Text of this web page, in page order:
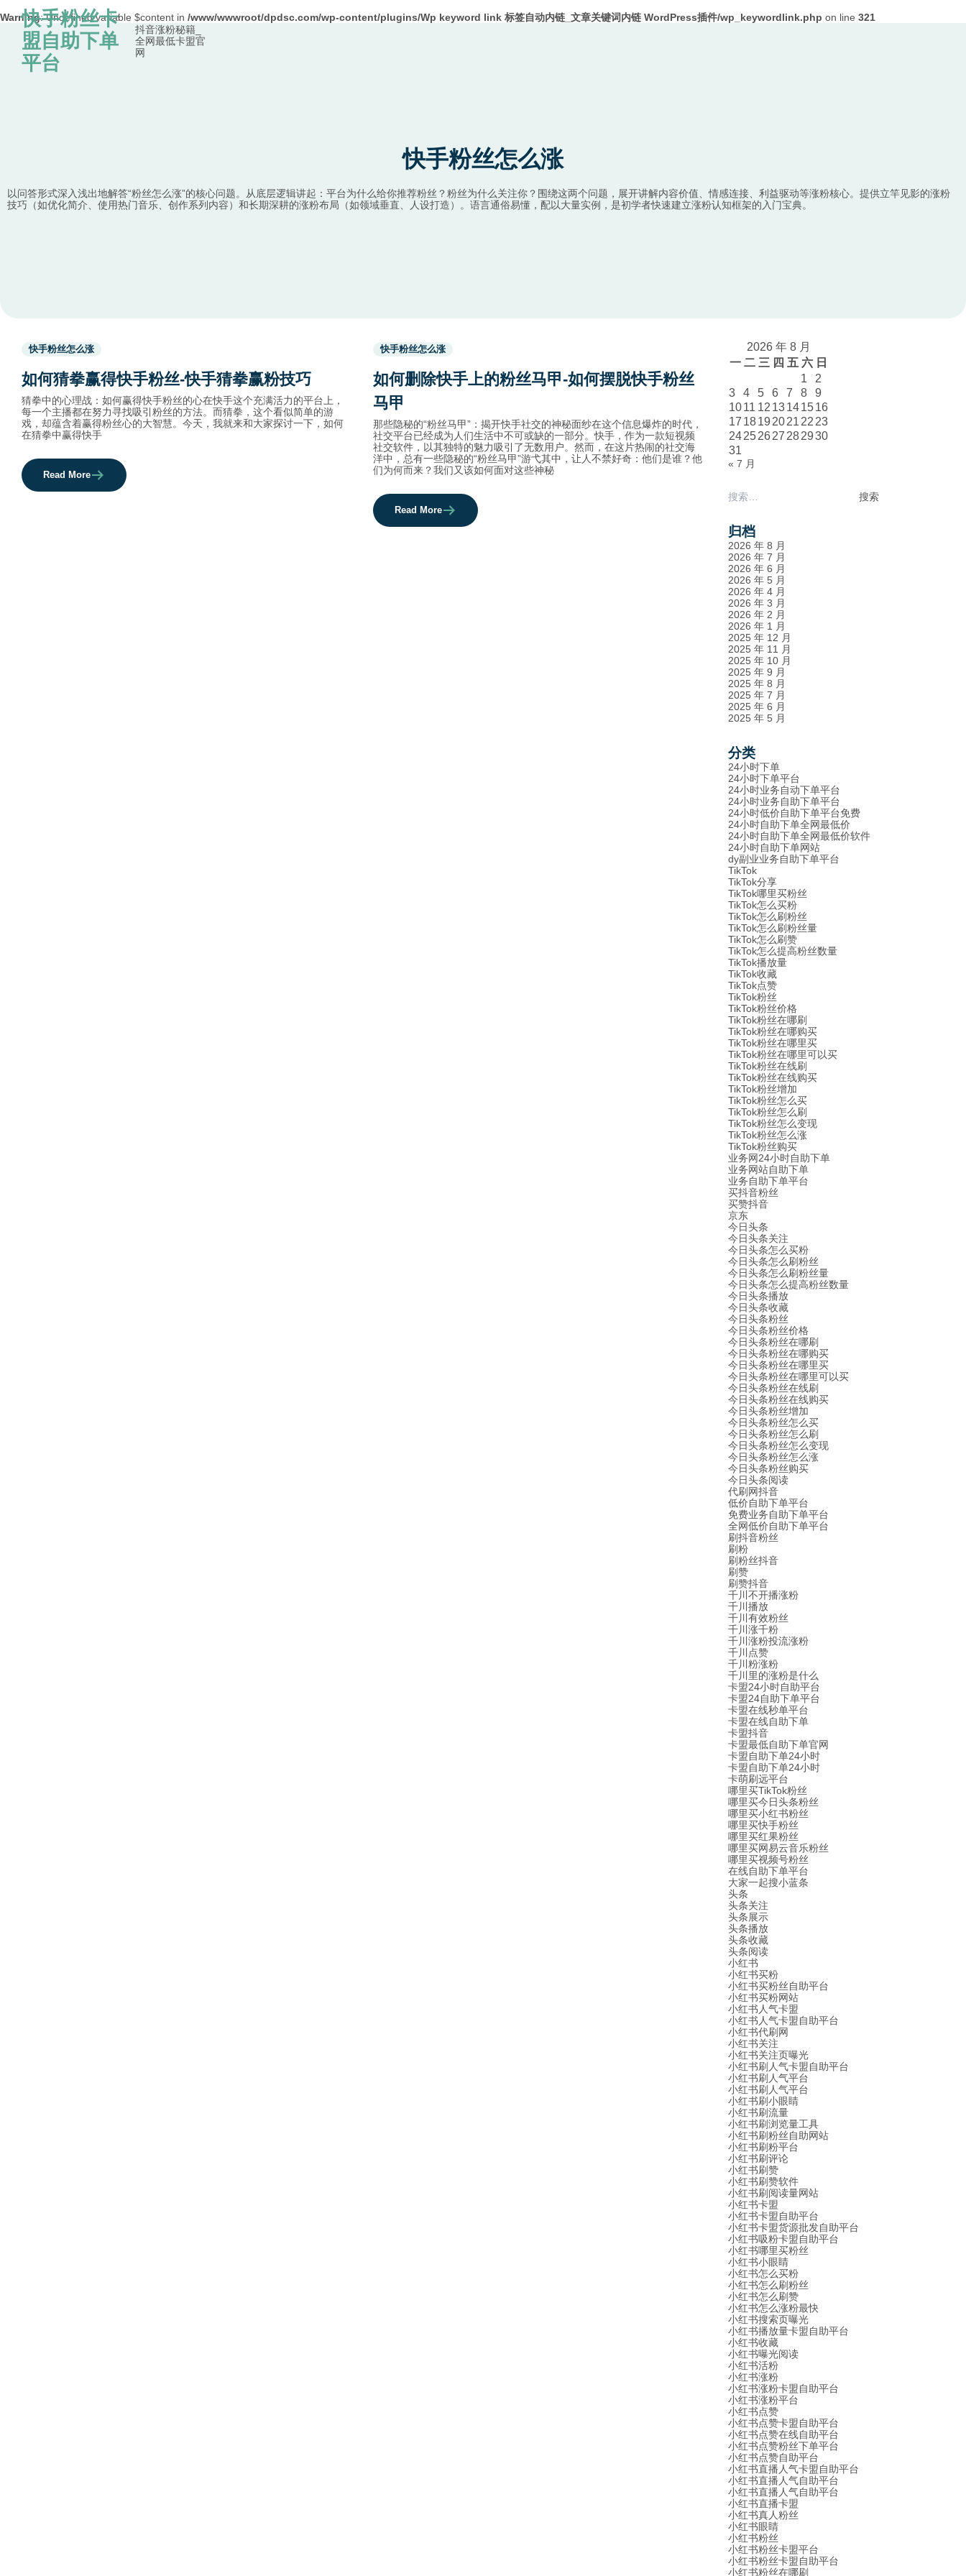
Warning: Undefined variable $content in /www/wwwroot/dpdsc.com/wp-content/plugins/Wp keyword link 标签自动内链_文章关键词内链 WordPress插件/wp_keywordlink.php on line 321
Skip to content
快手粉丝卡
盟自助下单
平台
抖音涨粉秘籍_
全网最低卡盟官
网
快手粉丝怎么涨
以问答形式深入浅出地解答“粉丝怎么涨”的核心问题。从底层逻辑讲起：平台为什么给你推荐粉丝？粉丝为什么关注你？围绕这两个问题，展开讲解内容价值、情感连接、利益驱动等涨粉核心。提供立竿见影的涨粉
技巧（如优化简介、使用热门音乐、创作系列内容）和长期深耕的涨粉布局（如领域垂直、人设打造）。语言通俗易懂，配以大量实例，是初学者快速建立涨粉认知框架的入门宝典。
Used
before
names.
快手粉丝怎么涨
如何猜拳赢得快手粉丝-快手猜拳赢粉技巧
猜拳中的心理战：如何赢得快手粉丝的心在快手这个充满活力的平台上，
每一个主播都在努力寻找吸引粉丝的方法。而猜拳，这个看似简单的游
戏，却蕴含着赢得粉丝心的大智慧。今天，我就来和大家探讨一下，如何
在猜拳中赢得快手
Read More
Used
before
names.
快手粉丝怎么涨
如何删除快手上的粉丝马甲-如何摆脱快手粉丝
马甲
那些隐秘的“粉丝马甲”：揭开快手社交的神秘面纱在这个信息爆炸的时代，
社交平台已经成为人们生活中不可或缺的一部分。快手，作为一款短视频
社交软件，以其独特的魅力吸引了无数用户。然而，在这片热闹的社交海
洋中，总有一些隐秘的“粉丝马甲”游弋其中，让人不禁好奇：他们是谁？他
们为何而来？我们又该如何面对这些神秘
Read More
2026 年 8 月
一 二 三 四 五 六 日
1
2
3
4 5 6 7 8
9
1011 12 13141516
17 1819 2021 22 23
24252627 282930
31
« 7 月
搜
归档
2026 年 8 月
2026 年 7 月
2026 年 6 月
2026 年 5 月
2026 年 4 月
2026 年 3 月
2026 年 2 月
2026 年 1 月
2025 年 12 月
2025 年 11 月
2025 年 10 月
2025 年 9 月
2025 年 8 月
2025 年 7 月
2025 年 6 月
2025 年 5 月
分类
24小时下单
24小时下单平台
24小时业务自动下单平台
24小时业务自助下单平台
24小时低价自助下单平台免费
24小时自助下单全网最低价
24小时自助下单全网最低价软件
24小时自助下单网站
dy副业业务自助下单平台
TikTok
TikTok分享
TikTok哪里买粉丝
TikTok怎么买粉
TikTok怎么刷粉丝
TikTok怎么刷粉丝量
TikTok怎么刷赞
TikTok怎么提高粉丝数量
TikTok播放量
TikTok收藏
TikTok点赞
TikTok粉丝
TikTok粉丝价格
TikTok粉丝在哪刷
TikTok粉丝在哪购买
TikTok粉丝在哪里买
TikTok粉丝在哪里可以买
TikTok粉丝在线刷
TikTok粉丝在线购买
TikTok粉丝增加
TikTok粉丝怎么买
TikTok粉丝怎么刷
TikTok粉丝怎么变现
TikTok粉丝怎么涨
TikTok粉丝购买
业务网24小时自助下单
业务网站自助下单
业务自助下单平台
买抖音粉丝
买赞抖音
京东
今日头条
今日头条关注
今日头条怎么买粉
今日头条怎么刷粉丝
今日头条怎么刷粉丝量
今日头条怎么提高粉丝数量
今日头条播放
今日头条收藏
今日头条粉丝
今日头条粉丝价格
今日头条粉丝在哪刷
今日头条粉丝在哪购买
今日头条粉丝在哪里买
今日头条粉丝在哪里可以买
今日头条粉丝在线刷
今日头条粉丝在线购买
今日头条粉丝增加
今日头条粉丝怎么买
今日头条粉丝怎么刷
今日头条粉丝怎么变现
今日头条粉丝怎么涨
今日头条粉丝购买
今日头条阅读
代刷网抖音
低价自助下单平台
免费业务自助下单平台
全网低价自助下单平台
刷抖音粉丝
刷粉
刷粉丝抖音
刷赞
刷赞抖音
千川不开播涨粉
千川播放
千川有效粉丝
千川涨千粉
千川涨粉投流涨粉
千川点赞
千川粉涨粉
千川里的涨粉是什么
卡盟24小时自助平台
卡盟24自助下单平台
卡盟在线秒单平台
卡盟在线自助下单
卡盟抖音
卡盟最低自助下单官网
卡盟自助下单24小时
卡盟自助下单24小时
卡萌刷远平台
哪里买TikTok粉丝
哪里买今日头条粉丝
哪里买小红书粉丝
哪里买快手粉丝
哪里买红果粉丝
哪里买网易云音乐粉丝
哪里买视频号粉丝
在线自助下单平台
大家一起搜小蓝条
头条
头条关注
头条展示
头条播放
头条收藏
头条阅读
小红书
小红书买粉
小红书买粉丝自助平台
小红书买粉网站
小红书人气卡盟
小红书人气卡盟自助平台
小红书代刷网
小红书关注
小红书关注页曝光
小红书刷人气卡盟自助平台
小红书刷人气平台
小红书刷人气平台
小红书刷小眼睛
小红书刷流量
小红书刷浏览量工具
小红书刷粉丝自助网站
小红书刷粉平台
小红书刷评论
小红书刷赞
小红书刷赞软件
小红书刷阅读量网站
小红书卡盟
小红书卡盟自助平台
小红书卡盟货源批发自助平台
小红书吸粉卡盟自助平台
小红书哪里买粉丝
小红书小眼睛
小红书怎么买粉
小红书怎么刷粉丝
小红书怎么刷赞
小红书怎么涨粉最快
小红书搜索页曝光
小红书播放量卡盟自助平台
小红书收藏
小红书曝光阅读
小红书活粉
小红书涨粉
小红书涨粉卡盟自助平台
小红书涨粉平台
小红书点赞
小红书点赞卡盟自助平台
小红书点赞在线自助平台
小红书点赞粉丝下单平台
小红书点赞自助平台
小红书直播人气卡盟自助平台
小红书直播人气自助平台
小红书直播人气自助平台
小红书直播卡盟
小红书真人粉丝
小红书眼睛
小红书粉丝
小红书粉丝卡盟平台
小红书粉丝卡盟自助平台
小红书粉丝在哪刷